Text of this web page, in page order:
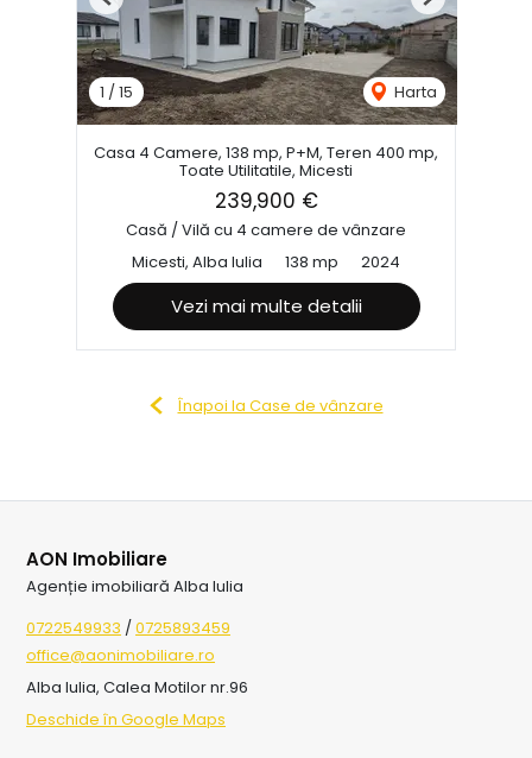
1 /15 Harta
Previous Next
Casa 4 Camere, 138 mp, P+M, Teren 400 mp,
Toate Utilitatile, Micesti
239,900 €
Casă / Vilă cu 4 camere de vânzare
Micesti, Alba Iulia
138 mp 2024
Vezi mai multe detalii
Înapoi la Case de vânzare
AON Imobiliare
Agenție imobiliară Alba Iulia
0722549933 /0725893459
office@aonimobiliare.ro
Alba Iulia, Calea Motilor nr.96
Deschide în Google Maps